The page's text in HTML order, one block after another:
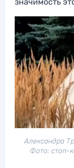
Александра
Фото: стоп-